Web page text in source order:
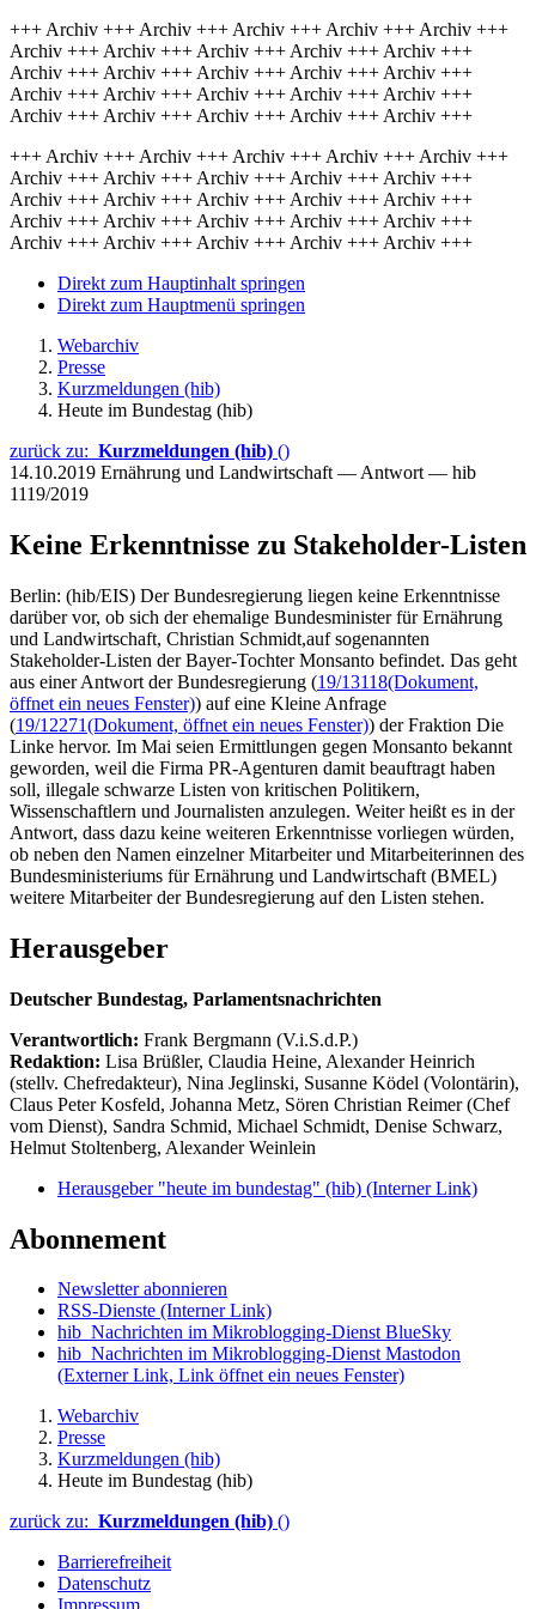
+++ Archiv +++ Archiv +++ Archiv +++ Archiv +++ Archiv +++
Archiv +++ Archiv +++ Archiv +++ Archiv +++ Archiv +++
Archiv +++ Archiv +++ Archiv +++ Archiv +++ Archiv +++
Archiv +++ Archiv +++ Archiv +++ Archiv +++ Archiv +++
Archiv +++ Archiv +++ Archiv +++ Archiv +++ Archiv +++
+++ Archiv +++ Archiv +++ Archiv +++ Archiv +++ Archiv +++
Archiv +++ Archiv +++ Archiv +++ Archiv +++ Archiv +++
Archiv +++ Archiv +++ Archiv +++ Archiv +++ Archiv +++
Archiv +++ Archiv +++ Archiv +++ Archiv +++ Archiv +++
Archiv +++ Archiv +++ Archiv +++ Archiv +++ Archiv +++
Direkt zum Hauptinhalt springen
Direkt zum Hauptmenü springen
Webarchiv
Presse
Kurzmeldungen (hib)
Heute im Bundestag (hib)
zurück zu: Kurzmeldungen (hib) ()
14.10.2019 Ernährung und Landwirtschaft — Antwort — hib
1119/2019
Keine Erkenntnisse zu Stakeholder-Listen
Berlin: (hib/EIS) Der Bundesregierung liegen keine Erkenntnisse
darüber vor, ob sich der ehemalige Bundesminister für Ernährung
und Landwirtschaft, Christian Schmidt,auf sogenannten
Stakeholder-Listen der Bayer-Tochter Monsanto befindet. Das geht
aus einer Antwort der Bundesregierung (19/13118(Dokument,
öffnet ein neues Fenster)) auf eine Kleine Anfrage
(19/12271(Dokument, öffnet ein neues Fenster)) der Fraktion Die
Linke hervor. Im Mai seien Ermittlungen gegen Monsanto bekannt
geworden, weil die Firma PR-Agenturen damit beauftragt haben
soll, illegale schwarze Listen von kritischen Politikern,
Wissenschaftlern und Journalisten anzulegen. Weiter heißt es in der
Antwort, dass dazu keine weiteren Erkenntnisse vorliegen würden,
ob neben den Namen einzelner Mitarbeiter und Mitarbeiterinnen des
Bundesministeriums für Ernährung und Landwirtschaft (BMEL)
weitere Mitarbeiter der Bundesregierung auf den Listen stehen.
Herausgeber
Deutscher Bundestag, Parlamentsnachrichten
Verantwortlich: Frank Bergmann (V.i.S.d.P.)
Redaktion: Lisa Brüßler, Claudia Heine, Alexander Heinrich
(stellv. Chefredakteur), Nina Jeglinski, Susanne Ködel (Volontärin),
Claus Peter Kosfeld, Johanna Metz, Sören Christian Reimer (Chef
vom Dienst), Sandra Schmid, Michael Schmidt, Denise Schwarz,
Helmut Stoltenberg, Alexander Weinlein
Herausgeber "heute im bundestag" (hib) (Interner Link)
Abonnement
Newsletter abonnieren
RSS-Dienste (Interner Link)
hib_Nachrichten im Mikroblogging-Dienst BlueSky
hib_Nachrichten im Mikroblogging-Dienst Mastodon
(Externer Link, Link öffnet ein neues Fenster)
Webarchiv
Presse
Kurzmeldungen (hib)
Heute im Bundestag (hib)
zurück zu: Kurzmeldungen (hib) ()
Barrierefreiheit
Datenschutz